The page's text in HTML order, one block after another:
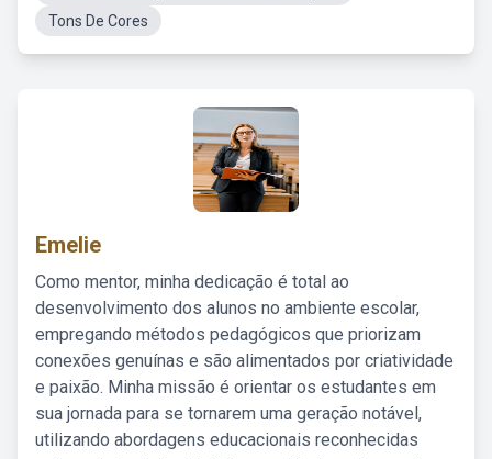
Tons De Cores
Emelie
Como mentor, minha dedicação é total ao
desenvolvimento dos alunos no ambiente escolar,
empregando métodos pedagógicos que priorizam
conexões genuínas e são alimentados por criatividade
e paixão. Minha missão é orientar os estudantes em
sua jornada para se tornarem uma geração notável,
utilizando abordagens educacionais reconhecidas